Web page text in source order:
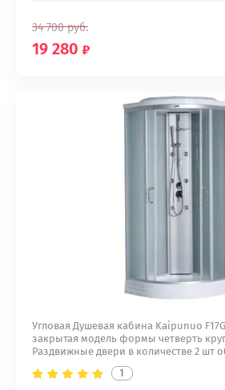
34 700руб.
19 280
Угловая Душевая кабина Kaipunuo
закрытая модель формы четверть
Раздвижные двери в количестве 2 шт
1